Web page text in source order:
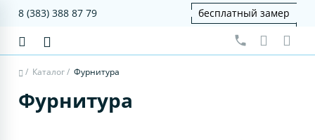
8 (383) 388 87 79 бесплатный замер
/ Каталог/ Фурнитура
Фурнитура